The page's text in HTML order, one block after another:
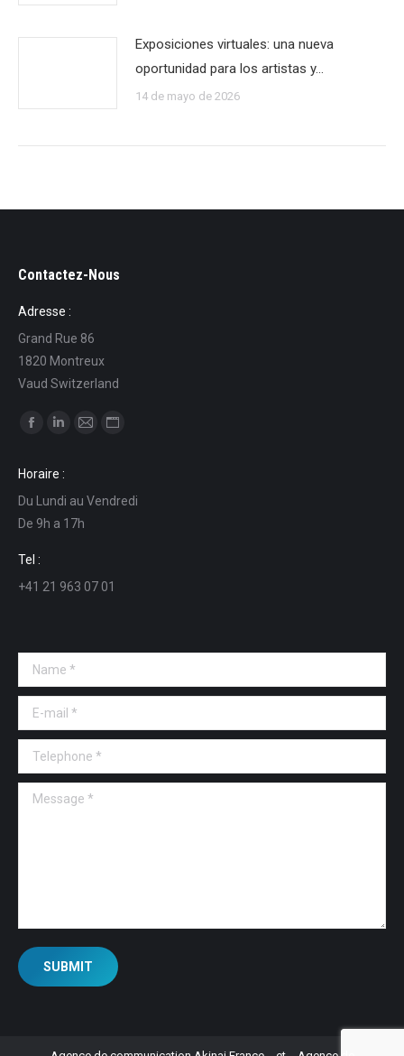
Exposiciones virtuales: una nueva
oportunidad para los artistas y…
14 de mayo de 2026
Contactez-Nous
Adresse :
Grand Rue 86
1820 Montreux
Vaud Switzerland
Find us on:
opens
in
new
window
opens
in
new
in
in
Horaire :
Du Lundi au Vendredi
De 9h a 17h
Tel :
+41 21 963 07 01
Name *
E-mail *
Telephone *
Message *
SUBMIT